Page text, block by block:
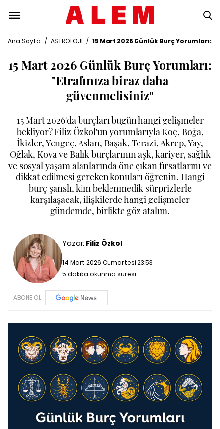
Ana Sayfa / ASTROLOJİ / 15 Mart 2026 Günlük Burç Yorumları:
15 Mart 2026 Günlük Burç Yorumları:
"Etrafınıza biraz daha
güvenmelisiniz"
15 Mart 2026'da burçları bugün hangi gelişmeler
bekliyor? Filiz Özkol'un yorumlarıyla Koç, Boğa,
İkizler, Yengeç, Aslan, Başak, Terazi, Akrep, Yay,
Oğlak, Kova ve Balık burçlarının aşk, kariyer, sağlık
ve sosyal yaşam alanlarında öne çıkan fırsatlarını ve
dikkat edilmesi gereken konuları öğrenin. Hangi
burç şanslı, kim beklenmedik sürprizlerle
karşılaşacak, ilişkilerde hangi gelişmeler
gündemde, birlikte göz atalım.
Yazar: Filiz Özkol
14 Mart 2026 Cumartesi 23:53
5 dakika okunma süresi
ABONE OL